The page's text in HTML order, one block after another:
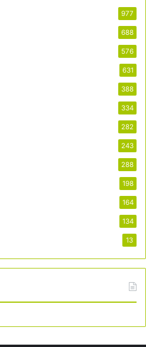
977
688
576
631
388
334
282
243
288
198
164
134
13